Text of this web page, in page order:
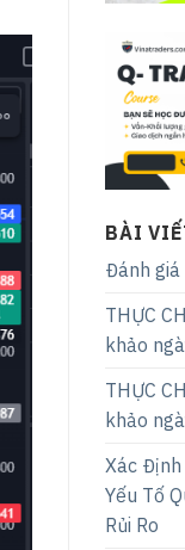
BÀI
Đánh giá
THỰC
khảo
THỰC
khảo
Xác Định
Yếu Tố
Rủi Ro